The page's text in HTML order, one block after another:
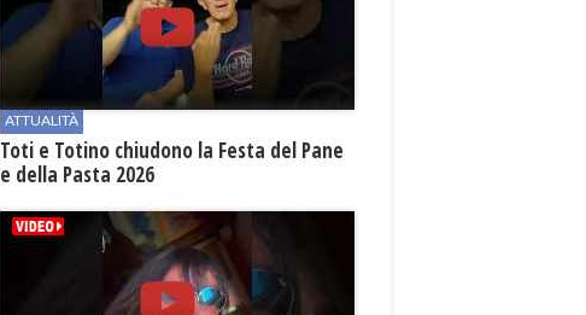
ATTUALITÀ
Toti e Totino chiudono la Festa del Pane
e della Pasta 2026